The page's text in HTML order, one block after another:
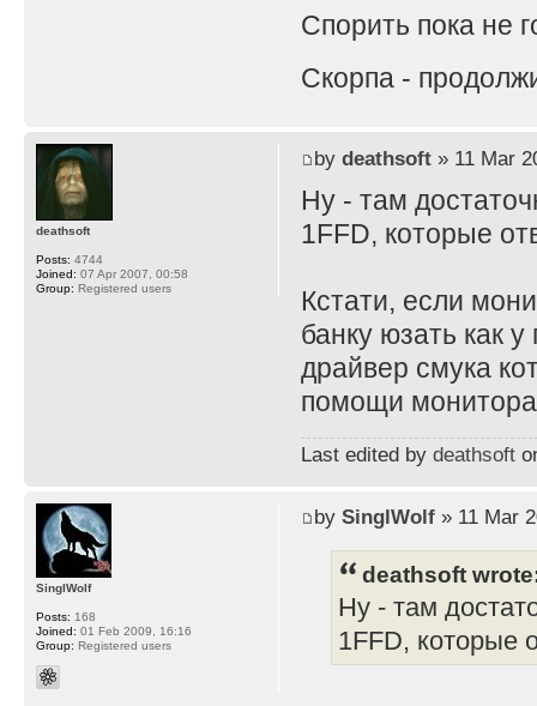
Спорить пока не
Скорпа -
by deathsoft» 11 Mar
Ну - там
1FFD, которые
Кстати, если
банку юзать как
драйвер смука
помощи
Last edited by deathsoft
deathsoft
Posts: 4744
Joined: 07 Apr 2007, 00:58
Group: Registered users
by SinglWolf» 11 Mar
deathsoft
Ну - там
1FFD, которые
SinglWolf
Posts: 168
Joined: 01 Feb 2009, 16:16
Group: Registered users